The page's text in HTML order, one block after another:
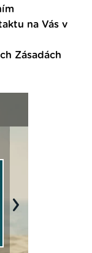
na Vás v
Zásadách
Next